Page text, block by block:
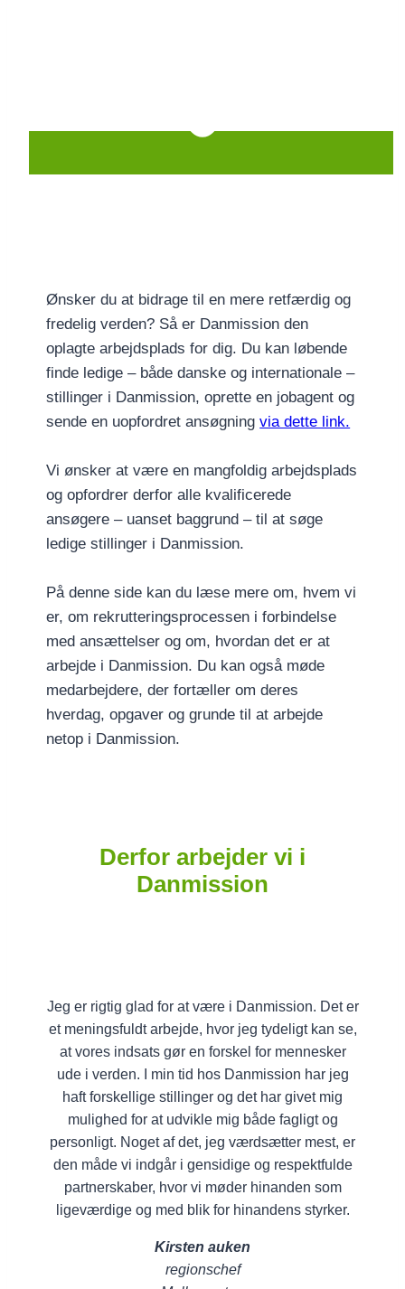
Ønsker du at bidrage til en mere retfærdig og
fredelig verden? Så er Danmission den
oplagte arbejdsplads for dig. Du kan løbende
finde ledige – både danske og internationale –
stillinger i Danmission, oprette en jobagent og
sende en uopfordret ansøgningvia dette link.
Vi ønsker at være en mangfoldig arbejdsplads
og opfordrer derfor alle kvalificerede
ansøgere – uanset baggrund – til at søge
ledige stillinger i Danmission.
På denne side kan du læse mere om, hvem vi
er, om rekrutteringsprocessen i forbindelse
med ansættelser og om, hvordan det er at
arbejde i Danmission. Du kan også møde
medarbejdere, der fortæller om deres
hverdag, opgaver og grunde til at arbejde
netop i Danmission.
Derfor arbejder vi i
Danmission
Jeg er rigtig glad for at være i Danmission. Det er
et meningsfuldt arbejde, hvor jeg tydeligt kan se,
at vores indsats gør en forskel for mennesker
ude i verden. I min tid hos Danmission har jeg
haft forskellige stillinger og det har givet mig
mulighed for at udvikle mig både fagligt og
personligt. Noget af det, jeg værdsætter mest, er
den måde vi indgår i gensidige og respektfulde
partnerskaber, hvor vi møder hinanden som
ligeværdige og med blik for hinandens styrker.
Kirsten auken
regionschef